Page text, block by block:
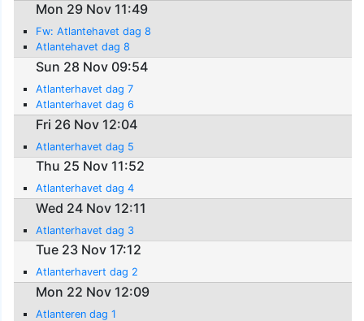
Mon 29 Nov 11:49
Fw: Atlantehavet dag 8
Atlantehavet dag 8
Sun 28 Nov 09:54
Atlanterhavet dag 7
Atlanterhavet dag 6
Fri 26 Nov 12:04
Atlanterhavet dag 5
Thu 25 Nov 11:52
Atlanterhavet dag 4
Wed 24 Nov 12:11
Atlanterhavet dag 3
Tue 23 Nov 17:12
Atlanterhavert dag 2
Mon 22 Nov 12:09
Atlanteren dag 1